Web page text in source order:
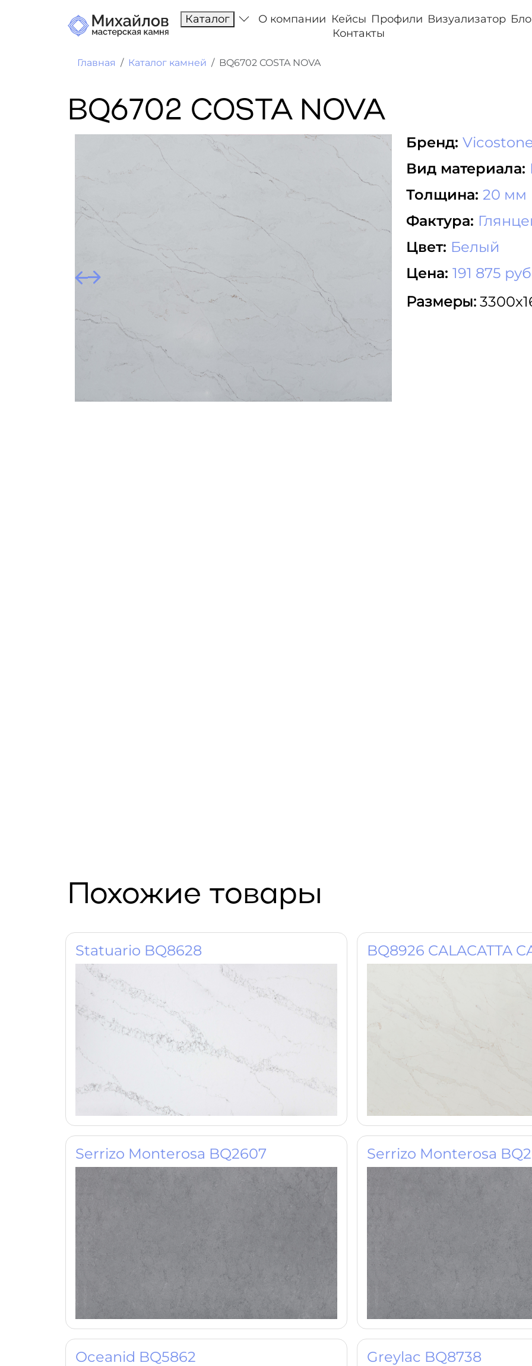
Каталог О компании Кейсы Профили Визуализатор
Контакты
Главная Каталог камней BQ6702 COSTA NOVA
BQ6702 COSTA NOVA
Бренд:
Вид материала:
Толщина: 20 мм
Фактура:
Цвет: Белый
Цена: 191 875
Размеры:
Похожие товары
Statuario BQ8628 BQ8926 CALACATTA
Serrizo Monterosa BQ2607 Serrizo Monterosa
Oceanid BQ5862 Greylac BQ8738